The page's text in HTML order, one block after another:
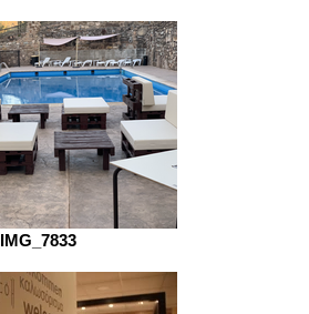
IMG_7833